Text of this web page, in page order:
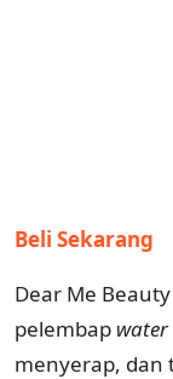
Beli Sekarang
Dear Me Beauty
pelembap water
menyerap, dan